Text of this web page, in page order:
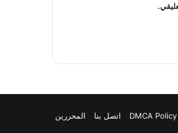
DMCA Policy اتصل بنا المحررين